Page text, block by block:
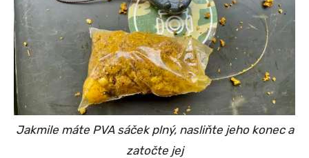
Jakmile máte PVA sáček plný, nasliňte jeho konec a
zatočte jej